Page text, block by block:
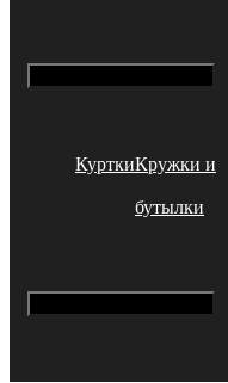
КурткиКружки и
бутылки